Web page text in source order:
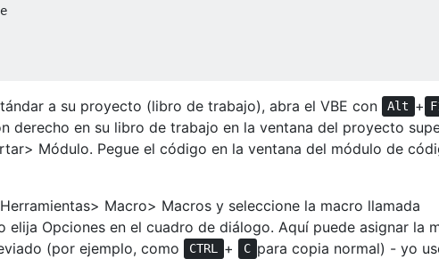
a su proyecto (libro de trabajo), abra el VBE con Alt +
derecho en su libro de trabajo en la ventana del proyecto
Módulo. Pegue el código en la ventana del módulo de
Macro> Macros y seleccione la macro llamada
elija Opciones en el cuadro de diálogo. Aquí puede asignar la
(por ejemplo, como
CTRL + C para copia normal) - yo